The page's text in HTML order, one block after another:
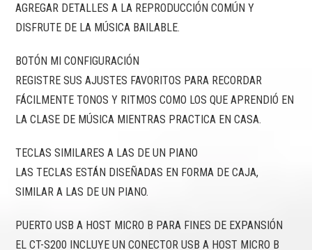
AGREGAR DETALLES A LA REPRODUCCIÓN COMÚN Y
DISFRUTE DE LA MÚSICA BAILABLE.
BOTÓN MI CONFIGURACIÓN
REGISTRE SUS AJUSTES FAVORITOS PARA RECORDAR
FÁCILMENTE TONOS Y RITMOS COMO LOS QUE APRENDIÓ EN
LA CLASE DE MÚSICA MIENTRAS PRACTICA EN CASA.
TECLAS SIMILARES A LAS DE UN PIANO
LAS TECLAS ESTÁN DISEÑADAS EN FORMA DE CAJA,
SIMILAR A LAS DE UN PIANO.
PUERTO USB A HOST MICRO B PARA FINES DE EXPANSIÓN
EL CT-S200 INCLUYE UN CONECTOR USB A HOST MICRO B